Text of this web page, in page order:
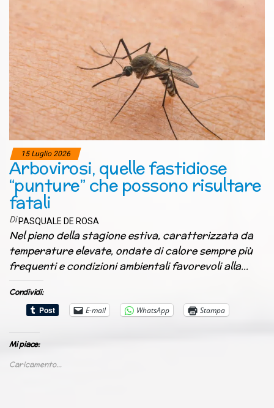
15 Luglio 2026
Arbovirosi, quelle fastidiose
“punture” che possono risultare
fatali
Di PASQUALE DE ROSA
Nel pieno della stagione estiva, caratterizzata da
temperature elevate, ondate di calore sempre più
frequenti e condizioni ambientali favorevoli alla…
Condividi:
E-mail
WhatsApp Stampa
Mi piace:
Caricamento...